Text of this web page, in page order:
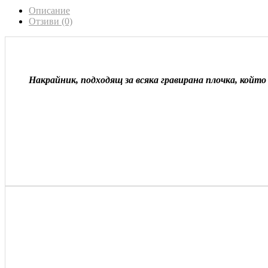
Описание
Отзиви (0)
Накрайник, подходящ за всяка гравирана плочка,